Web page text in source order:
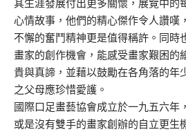
其生涯發展付出更多關懷，展覽中的
心情故事，他們的精心傑作令人讚嘆
不懈的奮鬥精神更是值得稱許。同時
畫家的創作機會，能感受畫家艱困的
貴與真諦，並藉以鼓勵在各角落的年
之父母應珍惜愛護。
國際口足畫藝協會成立於一九五六年
或是沒有雙手的畫家創辦的自立更生